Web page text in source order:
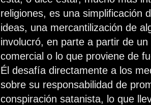
religiones, es una simplificación
ideas, una mercantilización de
involucró, en parte a partir de
comercial o lo que proviene de
Él desafía directamente a los
sobre su responsabilidad de
conspiración satanista, lo que